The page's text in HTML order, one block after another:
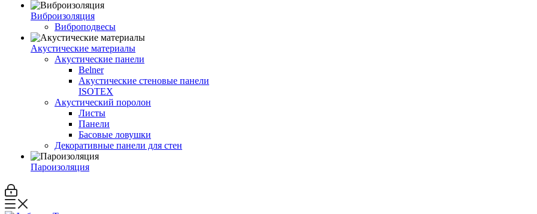
Виброизоляция
Виброподвесы
Акустические материалы
Акустические панели
Belner
Акустические стеновые панели
ISOTEX
Акустический поролон
Листы
Панели
Басовые ловушки
Декоративные панели для стен
Пароизоляция